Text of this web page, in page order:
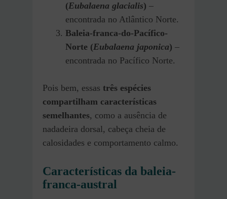
(Eubalaena glacialis) –
encontrada no Atlântico Norte.
Baleia-franca-do-Pacífico-
Norte (Eubalaena japonica) –
encontrada no Pacífico Norte.
Pois bem, essas três espécies
compartilham características
semelhantes, como a ausência de
nadadeira dorsal, cabeça cheia de
calosidades e comportamento calmo.
Características da baleia-
franca-austral